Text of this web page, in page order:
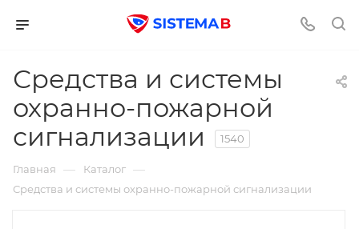
Средства и системы
охранно-пожарной
сигнализации
1540
Главная — Каталог —
Средства и системы охранно-пожарной сигнализации